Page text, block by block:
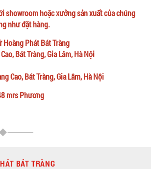
showroom hoặc xưởng sản xuất của chúng
như đặt hàng.
Phát Bát Tràng
Bát Tràng, Gia Lâm, Hà Nội
Cao, Bát Tràng, Gia Lâm, Hà Nội
mrs Phương
BÁT TRÀNG